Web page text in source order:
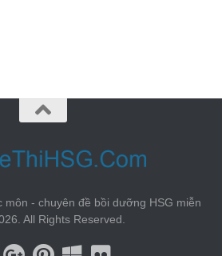
môn - chuyên đề bồi dưỡng HSG miễn
All Rights Reserved.